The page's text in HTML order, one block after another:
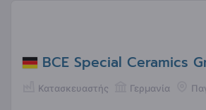
BCE Special Ceramics
Κατασκευαστής Γερμανία